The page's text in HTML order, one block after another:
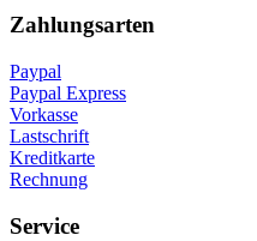
Zahlungsarten
Paypal
Paypal Express
Vorkasse
Lastschrift
Kreditkarte
Rechnung
Service